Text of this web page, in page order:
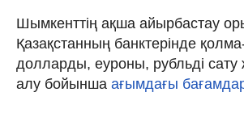
Шымкенттің ақша айырбастау
Қазақстанның банктерінде
долларды, еуроны, рубльді сату
алу бойынша ағымдағы